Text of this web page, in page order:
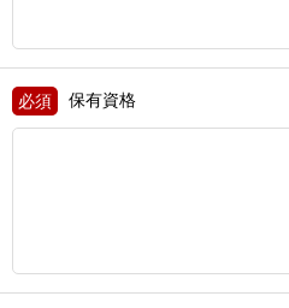
保有資格